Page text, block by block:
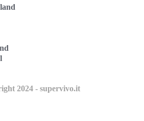
2024 - supervivo.it